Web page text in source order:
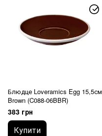
Блюдце Loveramics Egg 15,5см
Brown (C088-06BBR)
383 грн
Купити